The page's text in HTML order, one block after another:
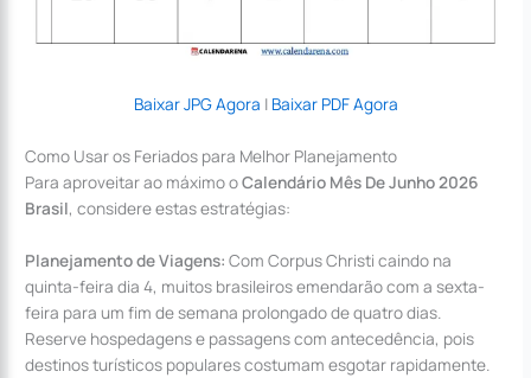
Baixar JPG Agora | Baixar PDF Agora
Como Usar os Feriados para Melhor Planejamento
Para aproveitar ao máximo oCalendário Mês De Junho 2026
Brasil, considere estas estratégias:
Planejamento de Viagens: Com Corpus Christi caindo na
quinta-feira dia 4, muitos brasileiros emendarão com a sexta-
feira para um fim de semana prolongado de quatro dias.
Reserve hospedagens e passagens com antecedência, pois
destinos turísticos populares costumam esgotar rapidamente.